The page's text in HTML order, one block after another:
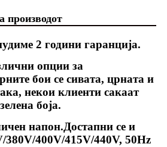
производот
2 години гаранција.
опции за
бои се сивата, црната и
некои клиенти сакаат
боја.
напон.Достапни се и
380V/400V/415V/440V, 50Hz